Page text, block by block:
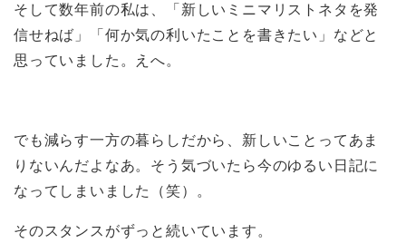
そして数年前の私は、「新しいミニマリストネタを発
信せねば」「何か気の利いたことを書きたい」などと
思っていました。えへ。
でも減らす一方の暮らしだから、新しいことってあま
りないんだよなあ。そう気づいたら今のゆるい日記に
なってしまいました（笑）。
そのスタンスがずっと続いています。